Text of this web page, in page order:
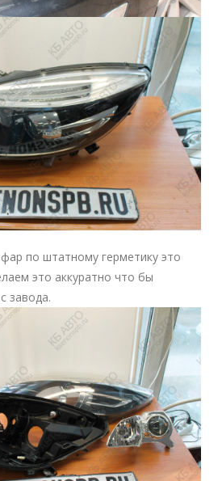
по штатному герметику это
это аккуратно что бы
завода.